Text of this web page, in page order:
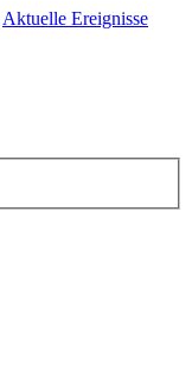
Aktuelle Ereignisse